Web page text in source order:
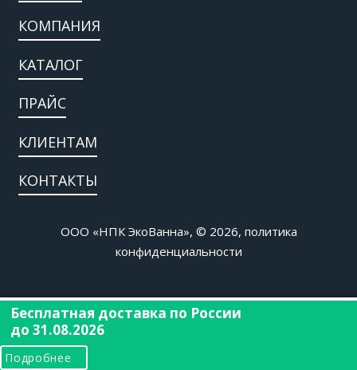
КОМПАНИЯ
КАТАЛОГ
ПРАЙС
КЛИЕНТАМ
КОНТАКТЫ
ООО «НПК ЭкоВанна», © 2026, политика
конфиденциальности
Бесплатная доставка по России
до 31.08.2026
Подробнее